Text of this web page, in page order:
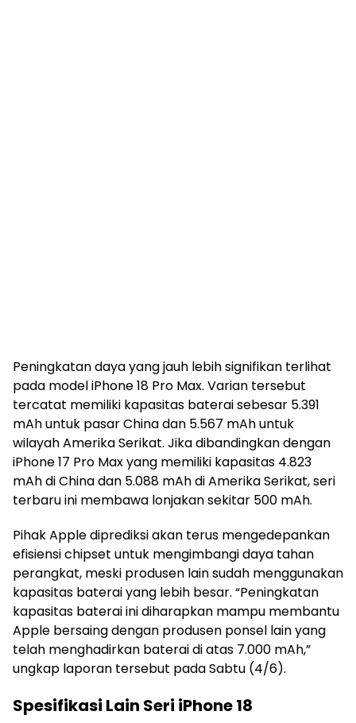
Peningkatan daya yang jauh lebih signifikan terlihat
pada model iPhone 18 Pro Max. Varian tersebut
tercatat memiliki kapasitas baterai sebesar 5.391
mAh untuk pasar China dan 5.567 mAh untuk
wilayah Amerika Serikat. Jika dibandingkan dengan
iPhone 17 Pro Max yang memiliki kapasitas 4.823
mAh di China dan 5.088 mAh di Amerika Serikat, seri
terbaru ini membawa lonjakan sekitar 500 mAh.
Pihak Apple diprediksi akan terus mengedepankan
efisiensi chipset untuk mengimbangi daya tahan
perangkat, meski produsen lain sudah menggunakan
kapasitas baterai yang lebih besar. “Peningkatan
kapasitas baterai ini diharapkan mampu membantu
Apple bersaing dengan produsen ponsel lain yang
telah menghadirkan baterai di atas 7.000 mAh,”
ungkap laporan tersebut pada Sabtu (4/6).
Spesifikasi Lain Seri iPhone 18